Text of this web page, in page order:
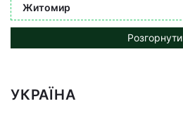
Житомир
Розгорнути
УКРАЇНА